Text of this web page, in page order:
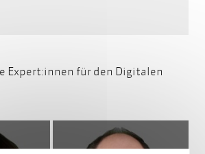
Expert:innen für den Digitalen